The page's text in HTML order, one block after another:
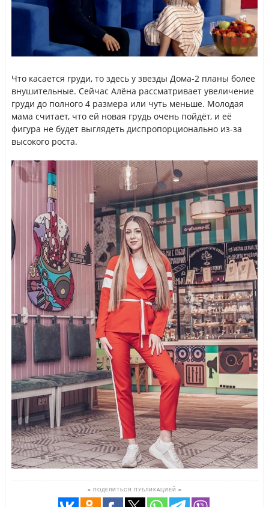
Что касается груди, то здесь у звезды Дома-2 планы более
внушительные. Сейчас Алёна рассматривает увеличение
груди до полного 4 размера или чуть меньше. Молодая
мама считает, что ей новая грудь очень пойдёт, и её
фигура не будет выглядеть диспропорционально из-за
высокого роста.
≡ ПОДЕЛИТЬСЯ ПУБЛИКАЦИЕЙ ≡